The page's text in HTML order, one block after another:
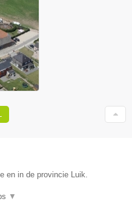
en in de provincie Luik.
▼